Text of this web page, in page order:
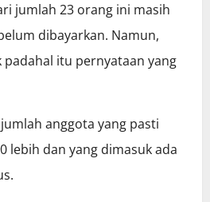
jumlah 23 orang ini masih
dibayarkan. Namun,
padahal itu pernyataan yang
anggota yang pasti
lebih dan yang dimasuk ada